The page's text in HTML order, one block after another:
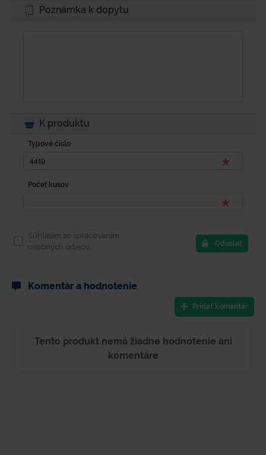
Poznámka k dopytu
K produktu
Typové číslo
Počet kusov
Súhlasím so spracovaním
osobných údajov.
Odoslať
Komentár a hodnotenie
Pridať komentár
Tento produkt nemá žiadne hodnotenie ani
komentáre